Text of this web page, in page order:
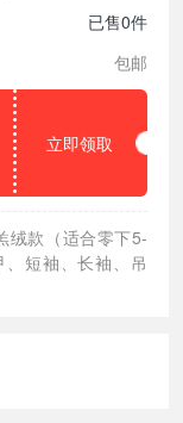
已售0件
包邮
立即领取
绒款（适合零下5-
短袖、长袖、吊